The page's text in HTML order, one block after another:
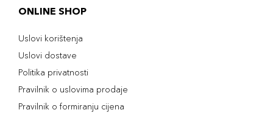
ONLINE SHOP
Uslovi korištenja
Uslovi dostave
Politika privatnosti
Pravilnik o uslovima prodaje
Pravilnik o formiranju cijena